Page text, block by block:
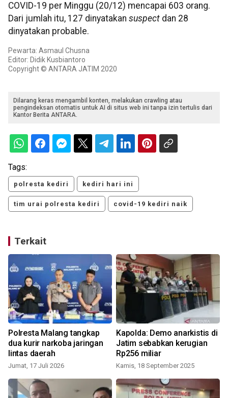
COVID-19 per Minggu (20/12) mencapai 603 orang.
Dari jumlah itu, 127 dinyatakan suspect dan 28
dinyatakan probable.
Pewarta: Asmaul Chusna
Editor: Didik Kusbiantoro
Copyright © ANTARA JATIM 2020
Dilarang keras mengambil konten, melakukan crawling atau
pengindeksan otomatis untuk AI di situs web ini tanpa izin tertulis dari
Kantor Berita ANTARA.
Tags:
polresta kediri kediri hari ini
tim urai polresta kediri covid-19 kediri naik
Terkait
Polresta Malang tangkap
dua kurir narkoba jaringan
lintas daerah
Jumat, 17 Juli 2026
Kapolda: Demo anarkistis di
Jatim sebabkan kerugian
Rp256 miliar
Kamis, 18 September 2025